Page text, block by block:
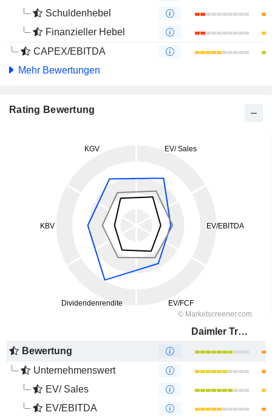
Schuldenhebel
Finanzieller Hebel
CAPEX/EBITDA
Mehr Bewertungen
Rating Bewertung
Daimler Truck Holding AG
Bewertung
Unternehmenswert
EV/ Sales
EV/EBITDA